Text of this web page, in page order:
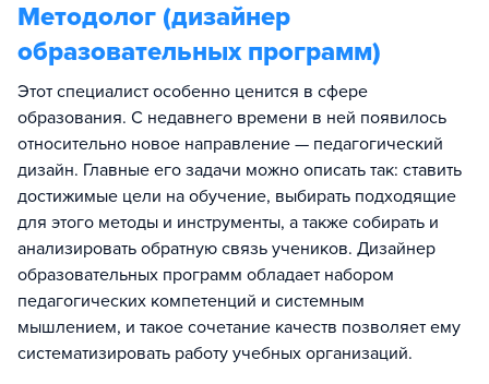
Методолог (дизайнер
образовательных программ)
Этот специалист особенно ценится в сфере
образования. С недавнего времени в ней появилось
относительно новое направление — педагогический
дизайн. Главные его задачи можно описать так: ставить
достижимые цели на обучение, выбирать подходящие
для этого методы и инструменты, а также собирать и
анализировать обратную связь учеников. Дизайнер
образовательных программ обладает набором
педагогических компетенций и системным
мышлением, и такое сочетание качеств позволяет ему
систематизировать работу учебных организаций.